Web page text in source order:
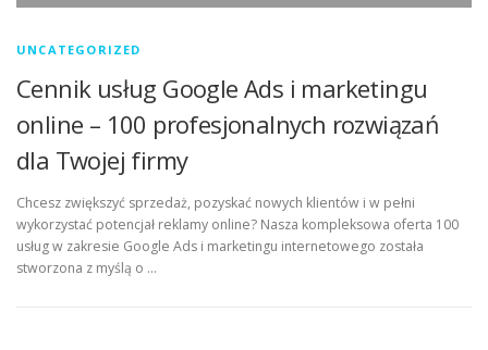
UNCATEGORIZED
Cennik usług Google Ads i marketingu
online – 100 profesjonalnych rozwiązań
dla Twojej firmy
Chcesz zwiększyć sprzedaż, pozyskać nowych klientów i w pełni
wykorzystać potencjał reklamy online? Nasza kompleksowa oferta 100
usług w zakresie Google Ads i marketingu internetowego została
stworzona z myślą o …